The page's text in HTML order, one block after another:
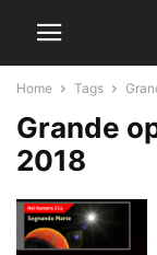
Home Tags
Grande
2018